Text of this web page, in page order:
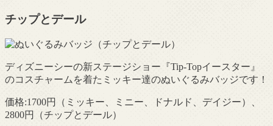
チップとデール
ディズニーシーの新ステージショー『Tip-Topイースター』
のコスチャームを着たミッキー達のぬいぐるみバッジです！
価格:1700円（ミッキー、ミニー、ドナルド、デイジー）、
2800円（チップとデール）